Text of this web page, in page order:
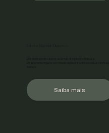
Saiba mais